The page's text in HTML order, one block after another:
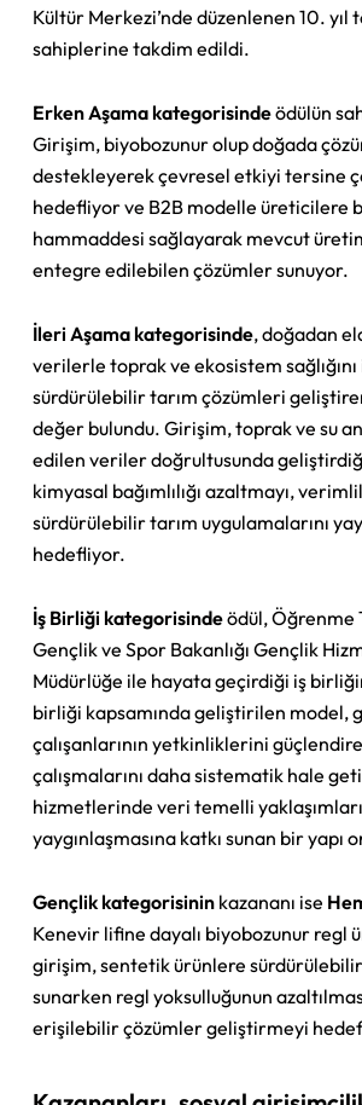
Kültür Merkezi’nde düzenlenen 10. yıl
sahiplerine takdim edildi.
Erken Aşama kategorisindeödülün
Girişim, biyobozunur olup doğada
destekleyerek çevresel etkiyi tersine
hedefliyor ve B2B modelle üreticilere
hammaddesi sağlayarak mevcut
entegre edilebilen çözümler sunuyor.
İleri Aşama kategorisinde, doğadan
verilerle toprak ve ekosistem
sürdürülebilir tarım çözümleri
değer bulundu. Girişim, toprak ve su
edilen veriler doğrultusunda
kimyasal bağımlılığı azaltmayı,
sürdürülebilir tarım uygulamalarını
hedefliyor.
İş Birliği kategorisindeödül, Öğrenme
Gençlik ve Spor Bakanlığı Gençlik
Müdürlüğe ile hayata geçirdiği iş
birliği kapsamında geliştirilen model,
çalışanlarının yetkinliklerini
çalışmalarını daha sistematik hale
hizmetlerinde veri temelli
yaygınlaşmasına katkı sunan bir yapı
Gençlik kategorisininkazananı ise
Kenevir lifine dayalı biyobozunur regl
girişim, sentetik ürünlere
sunarken regl yoksulluğunun
erişilebilir çözümler geliştirmeyi